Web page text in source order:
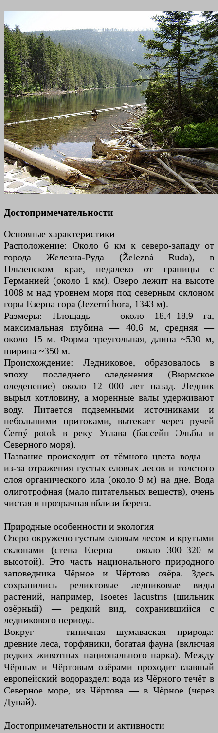
Достопримечательности
Основные характеристики
Расположение: Около 6 км к северо-западу от
города Железна-Руда (Železná Ruda), в
Пльзенском крае, недалеко от границы с
Германией (около 1 км). Озеро лежит на высоте
1008 м над уровнем моря под северным склоном
горы Езерна гора (Jezerní hora, 1343 м).
Размеры: Площадь — около 18,4–18,9 га,
максимальная глубина — 40,6 м, средняя —
около 15 м. Форма треугольная, длина ~530 м,
ширина ~350 м.
Происхождение: Ледниковое, образовалось в
эпоху последнего оледенения (Вюрмское
оледенение) около 12 000 лет назад. Ледник
вырыл котловину, а моренные валы удерживают
воду. Питается подземными источниками и
небольшими притоками, вытекает через ручей
Černý potok в реку Углава (бассейн Эльбы и
Северного моря).
Название происходит от тёмного цвета воды —
из-за отражения густых еловых лесов и толстого
слоя органического ила (около 9 м) на дне. Вода
олиготрофная (мало питательных веществ), очень
чистая и прозрачная вблизи берега.
Природные особенности и экология
Озеро окружено густым еловым лесом и крутыми
склонами (стена Езерна — около 300–320 м
высотой). Это часть национального природного
заповедника Чёрное и Чёртово озёра. Здесь
сохранились реликтовые ледниковые виды
растений, например, Isoetes lacustris (шильник
озёрный) — редкий вид, сохранившийся с
ледникового периода.
Вокруг — типичная шумаваская природа:
древние леса, торфяники, богатая фауна (включая
редких животных национального парка). Между
Чёрным и Чёртовым озёрами проходит главный
европейский водораздел: вода из Чёрного течёт в
Северное море, из Чёртова — в Чёрное (через
Дунай).
Достопримечательности и активности